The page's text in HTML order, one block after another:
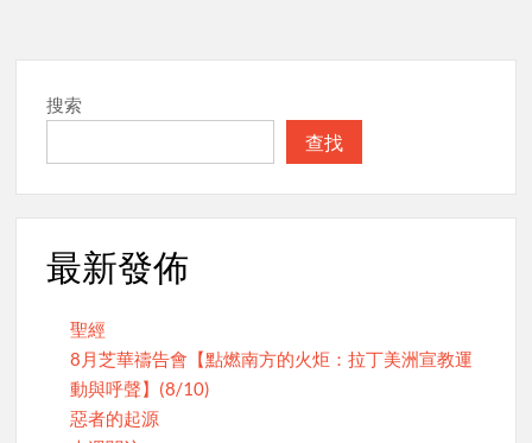
搜索
查找
最新發佈
聖經
8月芝華禱告會【點燃南方的火炬：拉丁美洲宣教運
動與呼聲】(8/10)
惡者的起源